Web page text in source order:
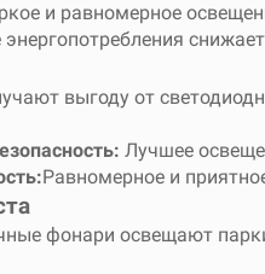
и равномерное
выгоду от
Лучшее
Равномерное и
фонари освещают